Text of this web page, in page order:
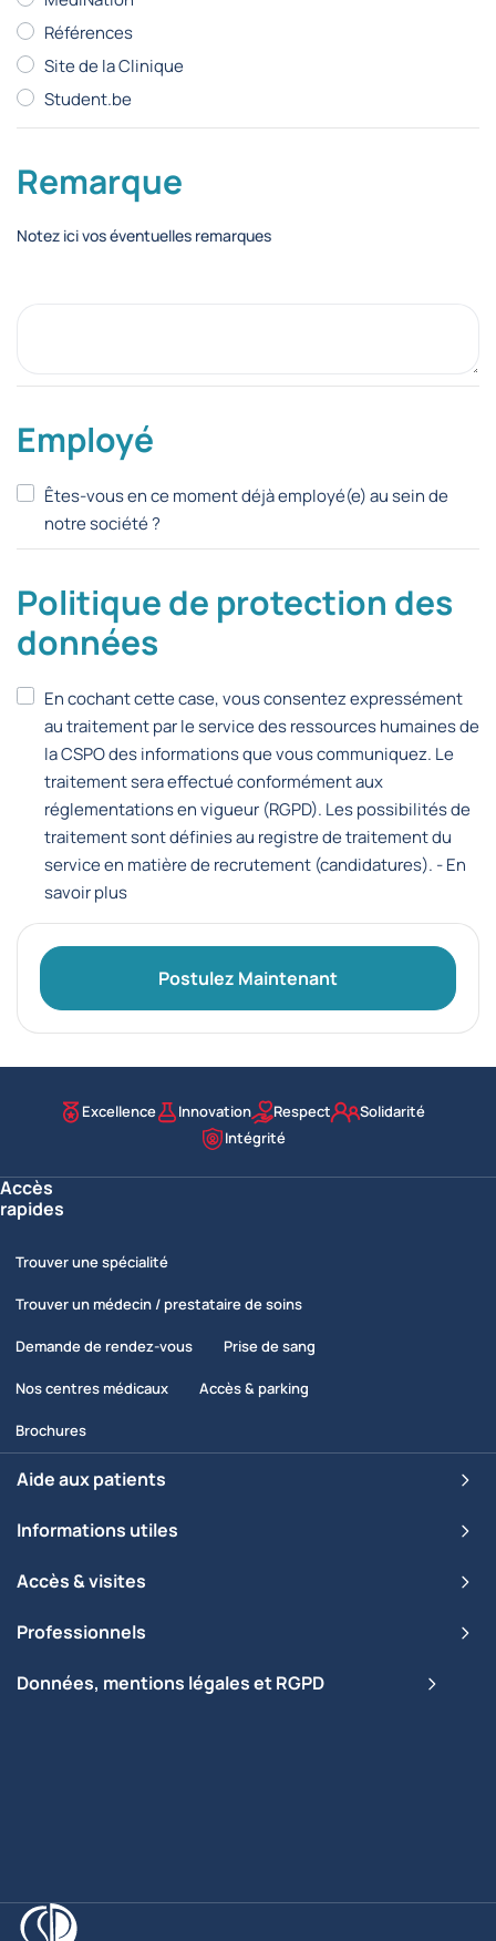
Références
Site de la Clinique
Student.be
Remarque
Notez ici vos éventuelles remarques
Employé
Êtes-vous en ce moment déjà employé(e) au sein de
notre société ?
Politique de protection des
données
En cochant cette case, vous consentez expressément
au traitement par le service des ressources humaines de
la CSPO des informations que vous communiquez. Le
traitement sera effectué conformément aux
réglementations en vigueur (RGPD). Les possibilités de
traitement sont définies au registre de traitement du
service en matière de recrutement (candidatures). -En
savoir plus
Postulez Maintenant
Excellence Innovation Respect
Solidarité
Intégrité
Accès
rapides
Trouver une spécialité
Trouver un médecin / prestataire de soins
Demande de rendez-vous Prise de sang
Nos centres médicaux Accès & parking
Brochures
Aide aux patients
Informations utiles
Accès & visites
Professionnels
Données, mentions légales et RGPD
Clinique Saint-Pierre Ottignies